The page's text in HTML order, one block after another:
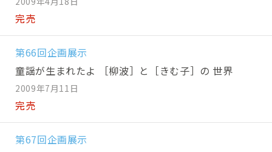
完売
第66回企画展示
童謡が生まれたよ ［柳波］と［きむ子］の 世界
2009年7月11日
完売
第67回企画展示